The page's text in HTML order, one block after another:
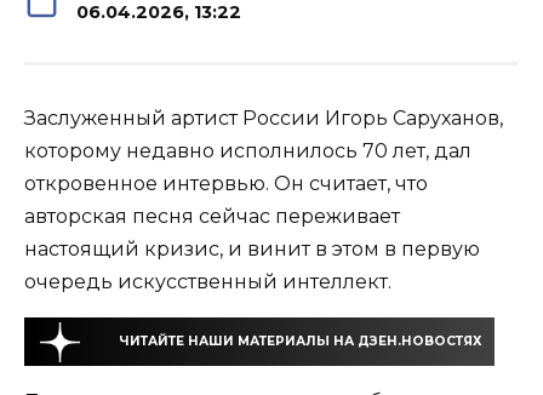
06.04.2026, 13:22
Заслуженный артист России Игорь Саруханов,
которому недавно исполнилось 70 лет, дал
откровенное интервью. Он считает, что
авторская песня сейчас переживает
настоящий кризис, и винит в этом в первую
очередь искусственный интеллект.
ЧИТАЙТЕ НАШИ МАТЕРИАЛЫ НА ДЗЕН.НОВОСТЯХ